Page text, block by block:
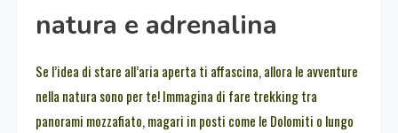
natura e adrenalina
Se l’idea di stare all’aria aperta ti affascina, allora le avventure
nella natura sono per te! Immagina di fare trekking tra
panorami mozzafiato, magari in posti come le Dolomiti o lungo